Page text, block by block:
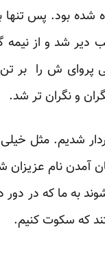
شده بود. پس
دیر شد و از
پروای ش را بر تن
و نگران تر شد.
شدیم. مثل خیلی
آمدن نام
به ما که در
که سکوت کنیم.